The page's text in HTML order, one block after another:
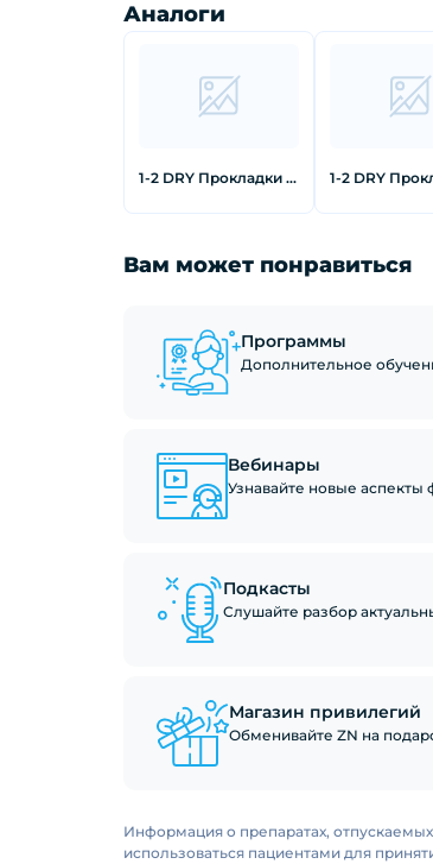
Аналоги
1-2 DRY Прокладки для подмышек от пота для одежды без рукавов
Вам может понравиться
Программы
Дополнительное
Вебинары
Узнавайте новые аспекты
Подкасты
Слушайте разбор
Магазин привилегий
Обменивайте ZN на
Информация о препаратах,
использоваться пациентами для